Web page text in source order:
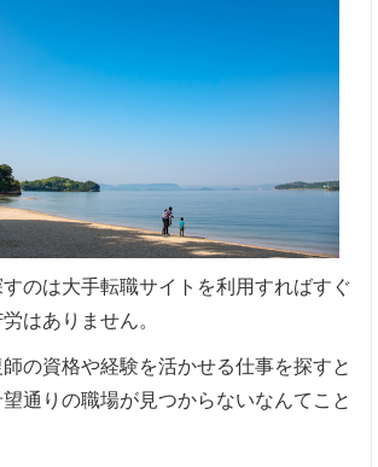
のは大手転職サイトを利用すればすぐ
はありません。
の資格や経験を活かせる仕事を探すと
通りの職場が見つからないなんてこと